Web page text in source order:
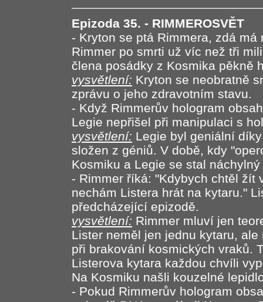
Epizoda 35. - RIMMEROSVĚT
- Kryton se ptá Rimmera, zdá
Rimmer po smrti už víc než tři
člena posádky z Kosmika pěkně
vysvětlení: Kryton se neobratně
zprávu o jeho zdravotním stavu.
- Když Rimmerův hologram
Legie nepřišel při manipulaci s
vysvětlení: Legie byl geniální
složen z géniů. V době, kdy
Kosmiku a Legie se stal
- Rimmer říká: "Kdybych chtěl žít
nechám Listera hrát na kytaru."
předcházející epizodě.
vysvětlení: Rimmer mluví jen
Lister neměl jen jednu kytaru,
při brakování kosmických vraků.
Listerova kytara každou chvíli
Na Kosmiku našli kouzelné
- Pokud Rimmerův hologram